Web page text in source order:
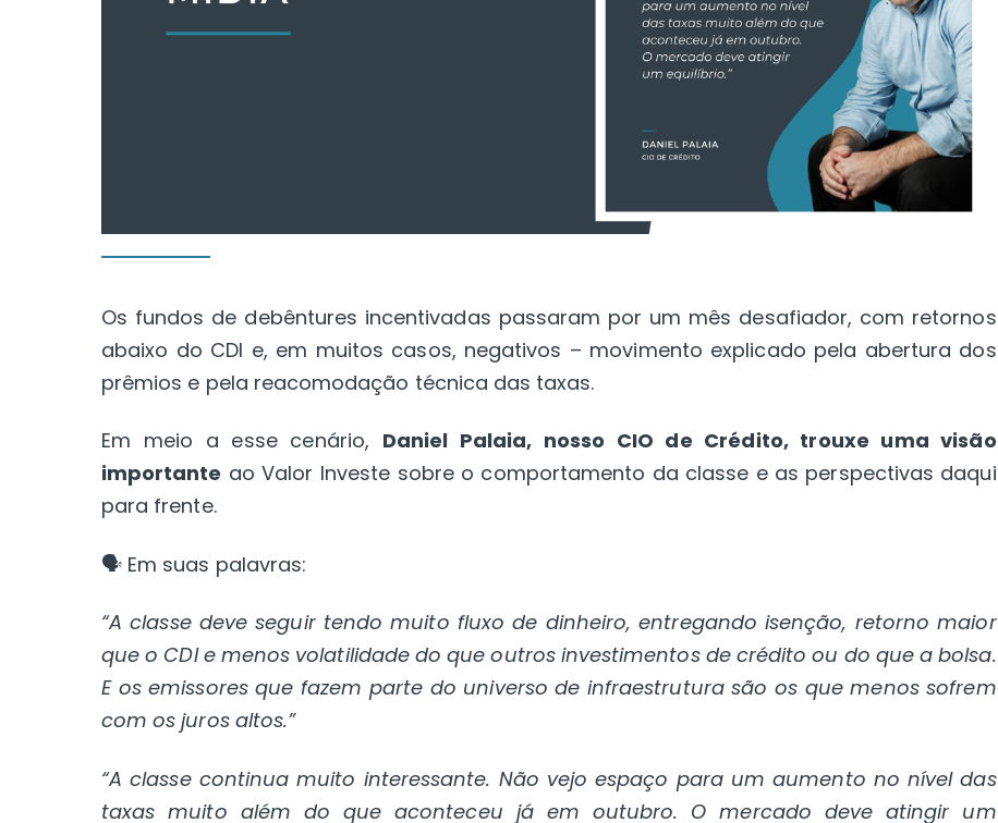
Os fundos de debêntures incentivadas passaram por um mês desafiador, com retornos
abaixo do CDI e, em muitos casos, negativos – movimento explicado pela abertura dos
prêmios e pela reacomodação técnica das taxas.
Em meio a esse cenário, Daniel Palaia, nosso CIO de Crédito, trouxe uma visão
importante ao Valor Investe sobre o comportamento da classe e as perspectivas daqui
para frente.
🗣️ Em suas palavras:
“A classe deve seguir tendo muito fluxo de dinheiro, entregando isenção, retorno maior
que o CDI e menos volatilidade do que outros investimentos de crédito ou do que a bolsa.
E os emissores que fazem parte do universo de infraestrutura são os que menos sofrem
com os juros altos.”
“A classe continua muito interessante. Não vejo espaço para um aumento no nível das
taxas muito além do que aconteceu já em outubro. O mercado deve atingir um